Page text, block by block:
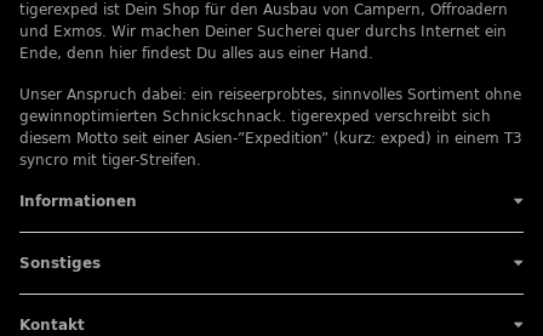
tigerexped ist Dein Shop für den Ausbau von Campern, Offroadern
und Exmos. Wir machen Deiner Sucherei quer durchs Internet ein
Ende, denn hier findest Du alles aus einer Hand.
Unser Anspruch dabei: ein reiseerprobtes, sinnvolles Sortiment ohne
gewinnoptimierten Schnickschnack. tigerexped verschreibt sich
diesem Motto seit einer Asien-”Expedition” (kurz: exped) in einem T3
syncro mit tiger-Streifen.
Informationen
Sonstiges
Kontakt